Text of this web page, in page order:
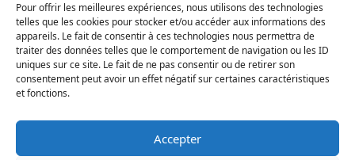
Pour offrir les meilleures expériences, nous utilisons des technologies
telles que les cookies pour stocker et/ou accéder aux informations des
appareils. Le fait de consentir à ces technologies nous permettra de
traiter des données telles que le comportement de navigation ou les ID
uniques sur ce site. Le fait de ne pas consentir ou de retirer son
consentement peut avoir un effet négatif sur certaines caractéristiques
et fonctions.
Accepter